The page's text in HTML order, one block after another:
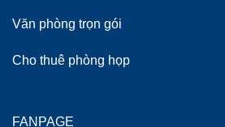
Văn phòng trọn gói
Cho thuê phòng họp
FANPAGE